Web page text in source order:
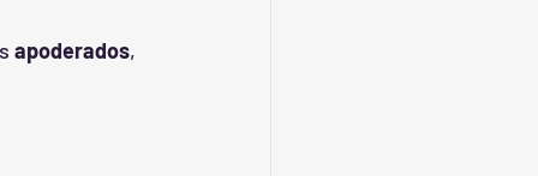
apoderados,